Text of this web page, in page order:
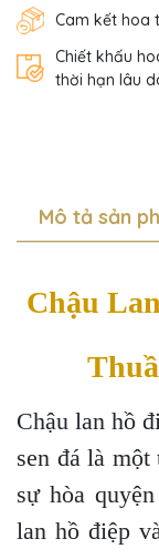
Cam kết hoa
Chiết khấu
thời hạn lâu
Mô tả sản
Chậu
Chậu lan hồ
sen đá là
sự hòa
lan hồ điệp